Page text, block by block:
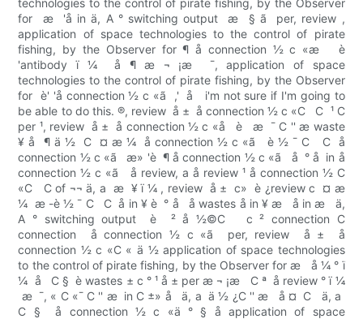
technologies to the control of pirate fishing, by the Observer
for  æ  'å in ä, A ° switching output  æ  § ã  per, review ,
application of space technologies to the control of pirate
fishing, by the Observer for ¶ å connection ½ c «æ   è
'antibody ï ¼  å ¶ æ ¬ ¡æ  ¯, application of space
technologies to the control of pirate fishing, by the Observer
for  è' 'å connection ½ c «ã  ,'  å   i'm not sure if I'm going to
be able to do this. ®, review  å ±  å connection ½ c «C   C  ¹ C
per ¹, review  å ±  å connection ½ c «å   è   æ  ¯ C '' æ waste
¥ å  ¶ ä ½  C  ¤ æ ¼  å connection ½ c «ã   è ½ ¯ C   C  å
connection ½ c «ã   æ» 'è  ¶ å connection ½ c «ã   å  ° å  in å
connection ½ c «ã   å review, a å review ¹ å connection ½ C
«C   C of ¬¬ ä, a  æ ­ ¥ ï ¼ , review  å ±  c»  è ¿review c  ¤ æ
¼  æ -è ½ ¯ C   C  å in ¥ è  ° å   å wastes å in ¥ æ   å in æ   ä,
A ° switching output  è  ² å ½©C   c ² connection C
connection  å connection ½ c «ã  per, review  å ±  å
connection ½ c «C « ä ½ application of space technologies
to the control of pirate fishing, by the Observer for æ   å ¼ ° ï
¼  å   C §  è wastes ± c ° ¹ å ± per æ ¬ ¡æ   C ª  å review ° ï ¼
 æ  ¯, « C «¯ C '' æ  in C ±» å   ä, a ­ ä ½ ¿C '' æ   å ¤  C   ä, a 
C §  å connection ½ c «ä ° § å application of space